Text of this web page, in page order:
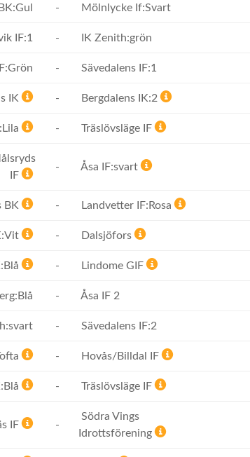
- Mölnlycke If:Svart
IF:1 - IK Zenith:grön
- Sävedalens IF:1
IK - Bergdalens IK:2
- Träslövsläge IF
IF
- Åsa IF:svart
BK - Landvetter IF:Rosa
- Dalsjöfors
- Lindome GIF
- Åsa IF 2
- Sävedalens IF:2
- Hovås/Billdal IF
- Träslövsläge IF
IF -
Södra Vings
Idrottsförening